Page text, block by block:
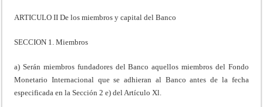
ARTICULO II De los miembros y capital del Banco
SECCION 1. Miembros
a) Serán miembros fundadores del Banco aquellos miembros del Fondo
Monetario Internacional que se adhieran al Banco antes de la fecha
especificada en la Sección 2 e) del Artículo Xl.